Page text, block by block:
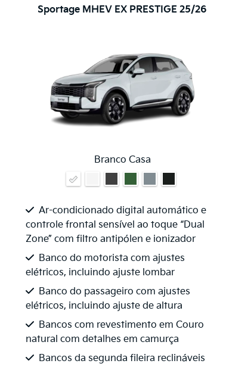
Sportage MHEV EX PRESTIGE 25/26
Branco Casa
Ar-condicionado digital automático e
controle frontal sensível ao toque “Dual
Zone” com filtro antipólen e ionizador
Banco do motorista com ajustes
elétricos, incluindo ajuste lombar
Banco do passageiro com ajustes
elétricos, incluindo ajuste de altura
Bancos com revestimento em Couro
natural com detalhes em camurça
Bancos da segunda fileira reclináveis